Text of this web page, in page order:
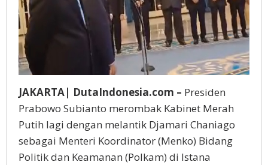
JAKARTA| DutaIndonesia.com – Presiden
Prabowo Subianto merombak Kabinet Merah
Putih lagi dengan melantik Djamari Chaniago
sebagai Menteri Koordinator (Menko) Bidang
Politik dan Keamanan (Polkam) di Istana